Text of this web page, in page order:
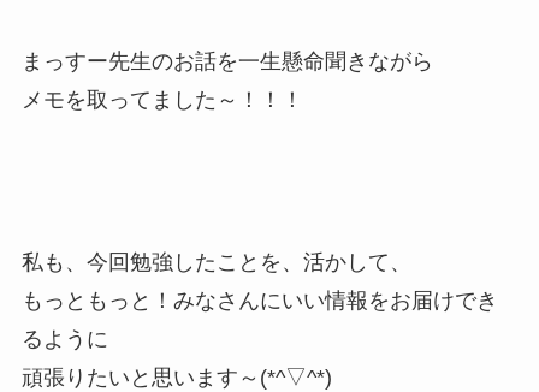
まっすー先生のお話を一生懸命聞きながら
メモを取ってました～！！！
私も、今回勉強したことを、活かして、
もっともっと！みなさんにいい情報をお届けでき
るように
頑張りたいと思います～(*^▽^*)